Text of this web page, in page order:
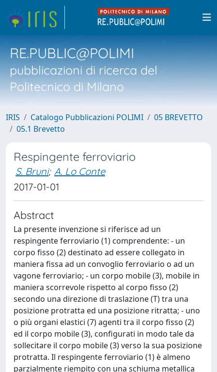
RE.PUBLIC@POLIMI
pubblicazioni di ricerca del
Politecnico di Milano
IRIS Catalogo Pubblicazioni POLIMI
05 BREVETTO
05.1 Brevetto
Respingente ferroviario
S. Bruni; A. Lo Conte
2017-01-01
Abstract
La presente invenzione si riferisce ad un
respingente ferroviario (1) comprendente: - un
corpo fisso (2) destinato ad essere collegato in
maniera fissa ad un convoglio ferroviario o ad un
vagone ferroviario; - un corpo mobile (3), mobile in
maniera scorrevole rispetto al corpo fisso (2)
secondo una direzione di traslazione (T) tra una
posizione protratta ed una posizione ritratta; - uno
o più organi elastici (7) agenti tra il corpo fisso (2)
ed il corpo mobile (3), configurati in modo tale da
sollecitare il corpo mobile (3) verso la sua posizione
protratta. Il respingente ferroviario (1) è almeno
parzialmente riempito con una schiuma metallica